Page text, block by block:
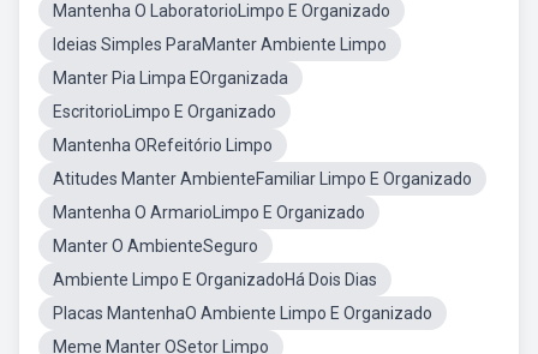
Mantenha O LaboratorioLimpo E Organizado
Ideias Simples ParaManter Ambiente Limpo
Manter Pia Limpa EOrganizada
EscritorioLimpo E Organizado
Mantenha ORefeitório Limpo
Atitudes Manter AmbienteFamiliar Limpo E Organizado
Mantenha O ArmarioLimpo E Organizado
Manter O AmbienteSeguro
Ambiente Limpo E OrganizadoHá Dois Dias
Placas MantenhaO Ambiente Limpo E Organizado
Meme Manter OSetor Limpo